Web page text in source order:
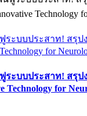
ระบบประสาท! สรุ
for
ระบบประสาท! สรุ
Technology for